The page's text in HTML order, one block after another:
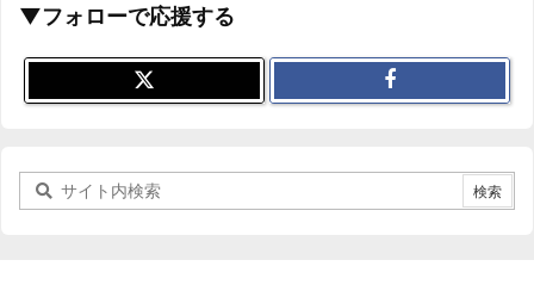
▼フォローで応援する